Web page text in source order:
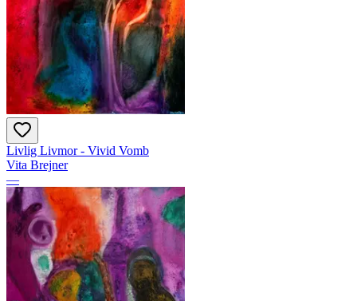
Livlig Livmor - Vivid Vomb
Vita Brejner
—